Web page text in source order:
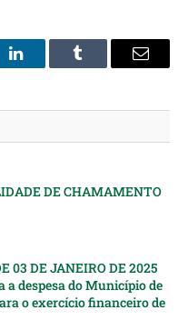
LinkedInTumblr Email
DE CHAMAMENTO
03 DE JANEIRO DE 2025
a despesa do Município de
o exercício financeiro de